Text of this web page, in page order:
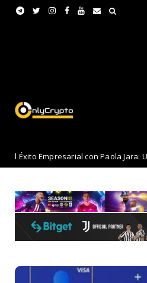
con Paola Jara: Un Máster